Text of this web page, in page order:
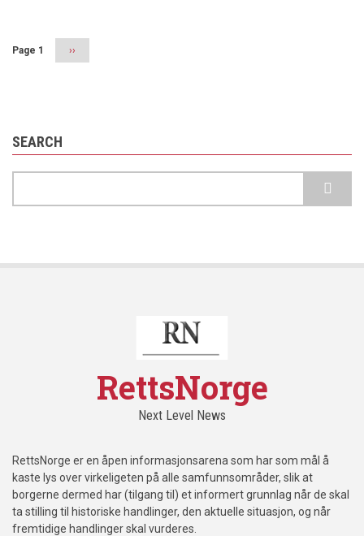
Page 1
Next
››
SEARCH
RettsNorge
Next Level News
RettsNorge er en åpen informasjonsarena som har som mål å
kaste lys over virkeligeten på alle samfunnsområder, slik at
borgerne dermed har (tilgang til) et informert grunnlag når de skal
ta stilling til historiske handlinger, den aktuelle situasjon, og når
fremtidige handlinger skal vurderes.